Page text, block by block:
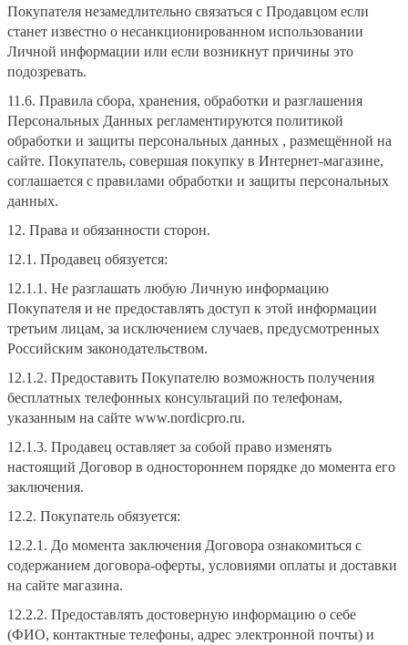
Покупателя незамедлительно связаться с Продавцом если
станет известно о несанкционированном использовании
Личной информации или если возникнут причины это
подозревать.
11.6. Правила сбора, хранения, обработки и разглашения
Персональных Данных регламентируются политикой
обработки и защиты персональных данных , размещённой на
сайте. Покупатель, совершая покупку в Интернет-магазине,
соглашается с правилами обработки и защиты персональных
данных.
12. Права и обязанности сторон.
12.1. Продавец обязуется:
12.1.1. Не разглашать любую Личную информацию
Покупателя и не предоставлять доступ к этой информации
третьим лицам, за исключением случаев, предусмотренных
Российским законодательством.
12.1.2. Предоставить Покупателю возможность получения
бесплатных телефонных консультаций по телефонам,
указанным на сайте www.nordicpro.ru.
12.1.3. Продавец оставляет за собой право изменять
настоящий Договор в одностороннем порядке до момента его
заключения.
12.2. Покупатель обязуется:
12.2.1. До момента заключения Договора ознакомиться с
содержанием договора-оферты, условиями оплаты и доставки
на сайте магазина.
12.2.2. Предоставлять достоверную информацию о себе
(ФИО, контактные телефоны, адрес электронной почты) и